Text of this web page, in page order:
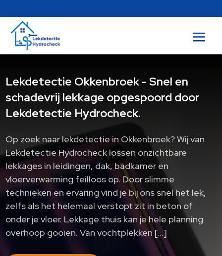
Lekdetectie Okkenbroek - Snel en
schadevrij lekkage opgespoord door
Lekdetectie Hydrocheck.
Op zoek naar lekdetectie in Okkenbroek? Wij van
Lekdetectie Hydrocheck lossen onzichtbare
lekkages in leidingen, dak, badkamer en
vloerverwarming feilloos op.​ Door slimme
technieken en ervaring vind je bij ons snel het lek,
zelfs als het helemaal verstopt zit in beton of
onder je vloer.​ Lekkage thuis kan je hele planning
overhoop gooien.​ Van vochtplekken […]